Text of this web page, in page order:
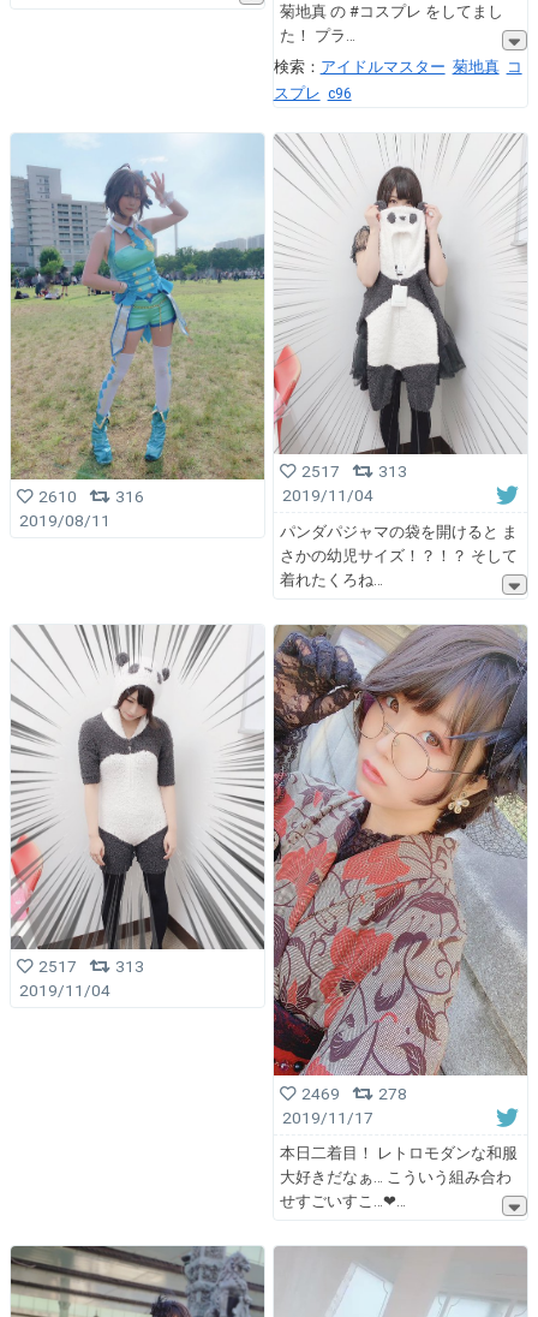
菊地真 の #コスプレ をしてまし
た！ プラ
検索： アイドルマスター 菊地真 コ
スプレ c96
2610
316
2019/08/11
2517
313
2019/11/04
パンダパジャマの袋を開けると ま
さかの幼児サイズ！？！？ そして
着れたくろね
2517
313
2019/11/04
2469
278
2019/11/17
本日二着目！ レトロモダンな和服
大好きだなぁ… こういう組み合わ
せすごいすこ…❤